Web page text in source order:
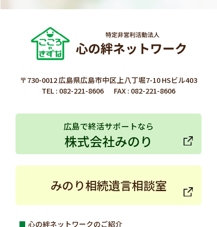
〒730-0012 広島県広島市中区上八丁堀7-10 HSビル403
TEL : 082-221-8606 FAX : 082-221-8606
広島で終活サポートなら
株式会社みのり
みのり相続遺言相談室
心の絆ネットワークのご紹介